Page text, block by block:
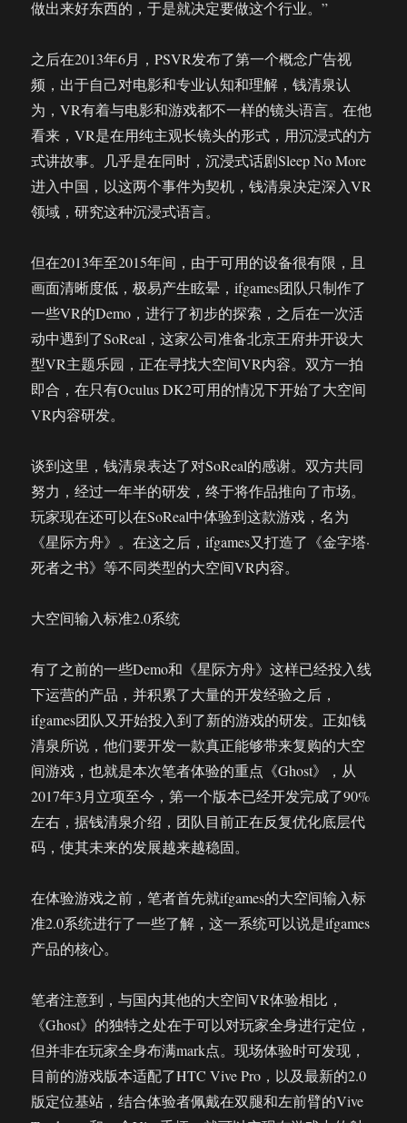
做出来好东西的，于是就决定要做这个行业。”
之后在2013年6月，PSVR发布了第一个概念广告视
频，出于自己对电影和专业认知和理解，钱清泉认
为，VR有着与电影和游戏都不一样的镜头语言。在他
看来，VR是在用纯主观长镜头的形式，用沉浸式的方
式讲故事。几乎是在同时，沉浸式话剧Sleep No More
进入中国，以这两个事件为契机，钱清泉决定深入VR
领域，研究这种沉浸式语言。
但在2013年至2015年间，由于可用的设备很有限，且
画面清晰度低，极易产生眩晕，ifgames团队只制作了
一些VR的Demo，进行了初步的探索，之后在一次活
动中遇到了SoReal，这家公司准备北京王府井开设大
型VR主题乐园，正在寻找大空间VR内容。双方一拍
即合，在只有Oculus DK2可用的情况下开始了大空间
VR内容研发。
谈到这里，钱清泉表达了对SoReal的感谢。双方共同
努力，经过一年半的研发，终于将作品推向了市场。
玩家现在还可以在SoReal中体验到这款游戏，名为
《星际方舟》。在这之后，ifgames又打造了《金字塔·
死者之书》等不同类型的大空间VR内容。
大空间输入标准2.0系统
有了之前的一些Demo和《星际方舟》这样已经投入线
下运营的产品，并积累了大量的开发经验之后，
ifgames团队又开始投入到了新的游戏的研发。正如钱
清泉所说，他们要开发一款真正能够带来复购的大空
间游戏，也就是本次笔者体验的重点《Ghost》，从
2017年3月立项至今，第一个版本已经开发完成了90%
左右，据钱清泉介绍，团队目前正在反复优化底层代
码，使其未来的发展越来越稳固。
在体验游戏之前，笔者首先就ifgames的大空间输入标
准2.0系统进行了一些了解，这一系统可以说是ifgames
产品的核心。
笔者注意到，与国内其他的大空间VR体验相比，
《Ghost》的独特之处在于可以对玩家全身进行定位，
但并非在玩家全身布满mark点。现场体验时可发现，
目前的游戏版本适配了HTC Vive Pro，以及最新的2.0
版定位基站，结合体验者佩戴在双腿和左前臂的Vive